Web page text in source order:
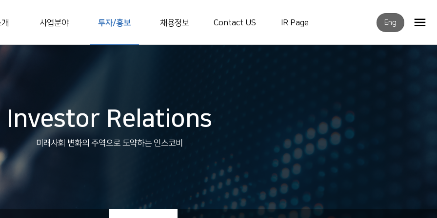
사업분야 투자/홍보 채용정보 Contact US IR Page Eng
Investor Relations
미래사회 변화의 주역으로 도약하는 인스코비